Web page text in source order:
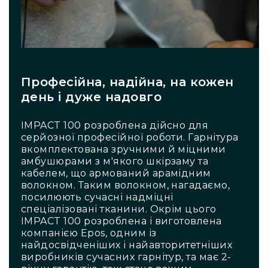
Пульти
комутатори
Пульти
Аксесуари
і
Аксесуари
Музичні
інструменти
Гітари
та
гітарне
обладнання
Електрогітари
Бас-
гітари
Професійна, надійна, на кожен
день і дуже надовго
IMPACT 100 розроблена дійсно для
серйозної професійної роботи. Гарнітура
вкомплектована зручними й міцними
амбушюрами з м'якого шкірзаму та
кабелем, що армований арамідним
волокном. Таким волокном, нагадаємо,
посилюють сучасні надміцні
спеціалізовані тканини. Окрім цього
IMPACT 100 розроблена і виготовлена
компанією Epos, одним із
найдосвідченіших і найавторитетніших
виробників сучасних гарнітур, та має 2-